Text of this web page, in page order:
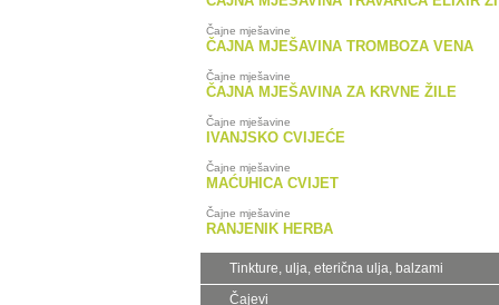
Čajne mješavine
ČAJNA MJEŠAVINA TROMBOZA VENA
Čajne mješavine
ČAJNA MJEŠAVINA ZA KRVNE ŽILE
Čajne mješavine
IVANJSKO CVIJEĆE
Čajne mješavine
MAĆUHICA CVIJET
Čajne mješavine
RANJENIK HERBA
Tinkture, ulja, eterična ulja, balzami
Čajevi